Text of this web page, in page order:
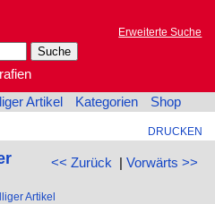
Erweiterte Suche
Artikel Kategorien Shop
DRUCKEN
<< Zurück | Vorwärts >>
Artikel